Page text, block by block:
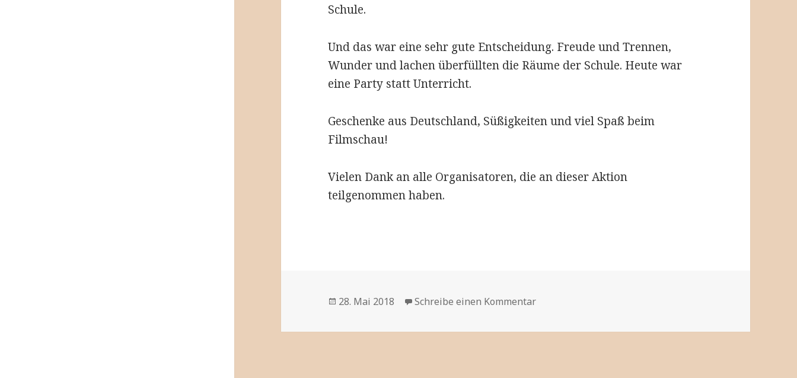
Schule.
Und das war eine sehr gute Entscheidung. Freude und Trennen,
Wunder und lachen überfüllten die Räume der Schule. Heute war
eine Party statt Unterricht.
Geschenke aus Deutschland, Süßigkeiten und viel Spaß beim
Filmschau!
Vielen Dank an alle Organisatoren, die an dieser Aktion
teilgenommen haben.
Veröffentlicht
28. Mai 2018 Schreibe einen Kommentarzu Unsere Geschenke reisen weiter. Neue Hilfsaktion!